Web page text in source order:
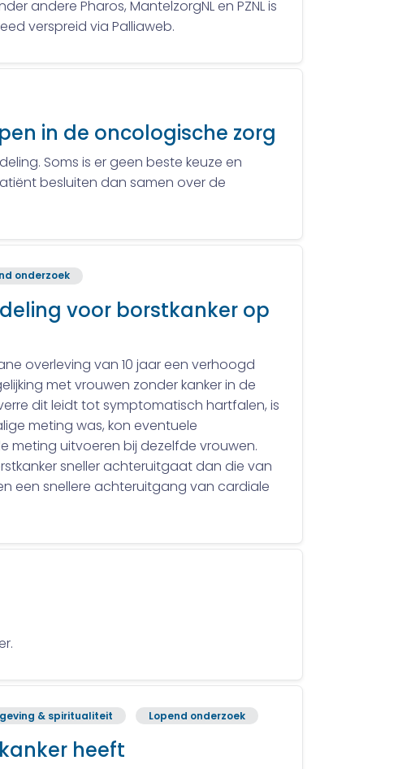
andere Pharos, MantelzorgNL en PZNL is
verspreid via Palliaweb.
in de oncologische zorg
Soms is er geen beste keuze en
besluiten dan samen over de
onderzoek
voor borstkanker op
overleving van 10 jaar een verhoogd
met vrouwen zonder kanker in de
dit leidt tot symptomatisch hartfalen, is
meting was, kon eventuele
meting uitvoeren bij dezelfde vrouwen.
sneller achteruitgaat dan die van
een snellere achteruitgang van cardiale
& spiritualiteit Lopend onderzoek
heeft